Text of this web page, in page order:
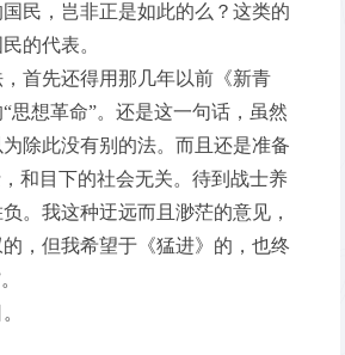
民，岂非正是如此的么？这类的
的代表。
首先还得用那几年以前《新青
思想革命”。还是这一句话，虽然
除此没有别的法。而且还是准备
和目下的社会无关。待到战士养
。我这种迂远而且渺茫的意见，
，但我希望于《猛进》的，也终